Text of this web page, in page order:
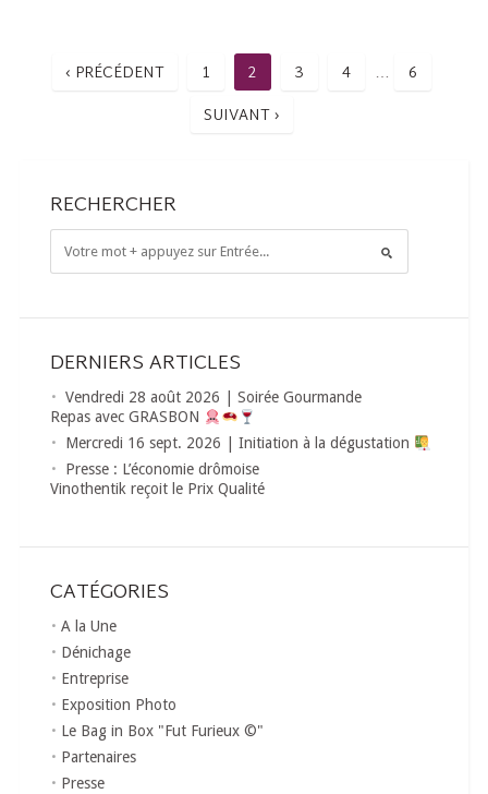
‹ PRÉCÉDENT 1 2 3 4 …
6
SUIVANT ›
RECHERCHER
DERNIERS ARTICLES
Vendredi 28 août 2026 | Soirée Gourmande
Repas avec GRASBON
Mercredi 16 sept. 2026 | Initiation à la dégustation
Presse : L’économie drômoise
Vinothentik reçoit le Prix Qualité
CATÉGORIES
A la Une
Dénichage
Entreprise
Exposition Photo
Le Bag in Box "Fut Furieux ©"
Partenaires
Presse